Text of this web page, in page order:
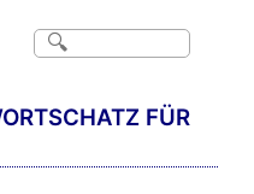
FÜR